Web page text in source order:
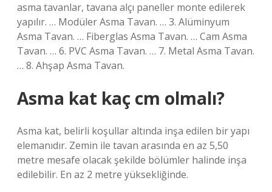
asma tavanlar, tavana alçı paneller monte edilerek
yapılır. … Modüler Asma Tavan. … 3. Alüminyum
Asma Tavan. … Fiberglas Asma Tavan. … Cam Asma
Tavan. … 6. PVC Asma Tavan. … 7. Metal Asma Tavan.
… 8. Ahşap Asma Tavan.
Asma kat kaç cm olmalı?
Asma kat, belirli koşullar altında inşa edilen bir yapı
elemanıdır. Zemin ile tavan arasında en az 5,50
metre mesafe olacak şekilde bölümler halinde inşa
edilebilir. En az 2 metre yüksekliğinde.